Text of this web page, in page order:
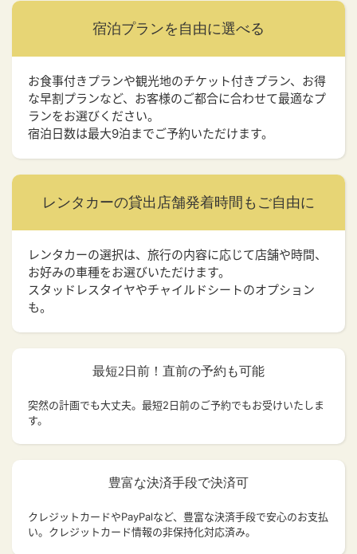
宿泊プランを 自由に選べる
お食事付きプランや観光地のチケット付きプラン、お得
な早割プランなど、お客様のご都合に合わせて最適なプ
ランをお選びください。
宿泊日数は最大9泊までご予約いただけます。
レンタカーの貸出店舗発着時間もご自由に
レンタカーの選択は、旅行の内容に応じて店舗や時間、
お好みの車種をお選びいただけます。
スタッドレスタイヤやチャイルドシートのオプション
も。
最短2日前！直前の予約も可能
突然の計画でも大丈夫。 最短2日前のご予約でもお受けいたしま
す。
豊富な決済手段で決済可
クレジットカードやPayPalなど、豊富な決済手段で安心のお支払
い。クレジットカード情報の非保持化対応済み。